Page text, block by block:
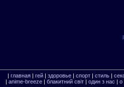
| главная| гей| здоровье| спорт| стиль|
| anime-breeze| блакитний свiт| один з нас | о